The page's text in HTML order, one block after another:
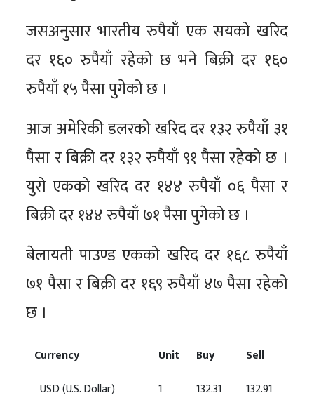
जसअनुसार भारतीय रुपैयाँ एक सयको खरिद
दर १६० रुपैयाँ रहेको छ भने बिक्री दर १६०
रुपैयाँ १५ पैसा पुगेको छ ।
आज अमेरिकी डलरको खरिद दर १३२ रुपैयाँ ३१
पैसा र बिक्री दर १३२ रुपैयाँ ९१ पैसा रहेको छ ।
युरो एकको खरिद दर १४४ रुपैयाँ ०६ पैसा र
बिक्री दर १४४ रुपैयाँ ७१ पैसा पुगेको छ ।
बेलायती पाउण्ड एकको खरिद दर १६८ रुपैयाँ
७१ पैसा र बिक्री दर १६९ रुपैयाँ ४७ पैसा रहेको
छ ।
Currency Unit Buy
Sell
USD(U.S. Dollar) 1 132.31
132.91